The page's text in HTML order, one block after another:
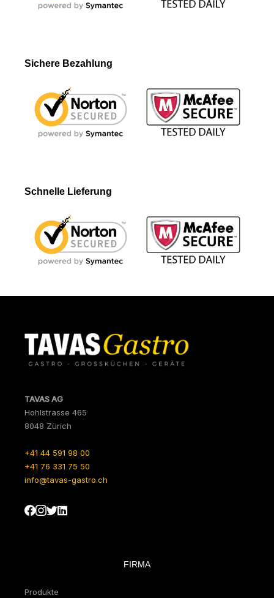
Sichere Bezahlung
Schnelle Lieferung
TAVAS AG
Hohlstrasse 465
8048 Zürich
+41 44 591 98 00
+41 76 331 75 50
info@tavas-gastro.ch
FIRMA
Produkte